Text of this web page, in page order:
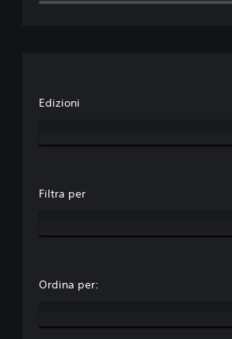
Edizioni
Filtra per
Ordina per: